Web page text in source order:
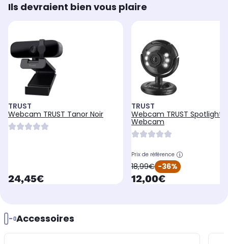
Ils devraient bien vous plaire
TRUST
Webcam TRUST Tanor Noir
currentPrice
24,45€
TRUST
Webcam TRUST Spotlight
Webcam
Prix de référence
oldPrice
18,99€ -36%
currentPrice
12,00€
Accessoires